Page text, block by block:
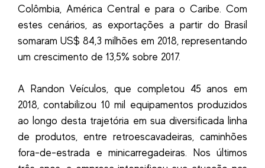
Colômbia, América Central e para o Caribe. Com
estes cenários, as exportações a partir do Brasil
somaram US$ 84,3 milhões em 2018, representando
um crescimento de 13,5% sobre 2017.
A Randon Veículos, que completou 45 anos em
2018, contabilizou 10 mil equipamentos produzidos
ao longo desta trajetória em sua diversificada linha
de produtos, entre retroescavadeiras, caminhões
fora-de-estrada e minicarregadeiras. Nos últimos